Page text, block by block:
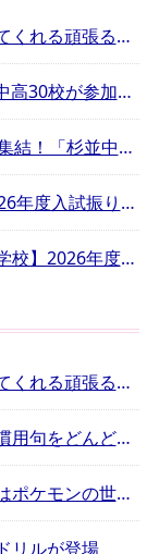
「明治のナイチンゲール」が教えてくれる頑張るヒントとは？
5/24(日)開催！ 多摩エリアの私立中高30校が参加する合同相談会
杉並区・中野区の私立中高15校が集結！「杉並中野私立中学高等学校フェア」
【神奈川学園中学・高等学校】2026年度入試振り返りインタビュー
【女子美術大学付属高等学校・中学校】2026年度入試振り返りインタビュー
「明治のナイチンゲール」が教えてくれる頑張るヒントとは？
ドラえもんの図鑑で、ことわざ・慣用句をどんどん覚えよう！
中学受験にも！「理科脳」の土台はポケモンの世界にあった
リルが登場